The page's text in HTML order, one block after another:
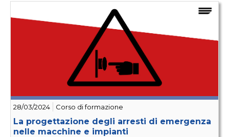
28/03/2024 Corso di formazione
La progettazione degli arresti di emergenza
nelle macchine e impianti